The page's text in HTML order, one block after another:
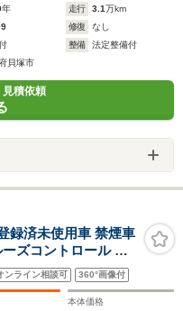
年 走行 3.1万km
修復
なし
整備
法定整備付
貝塚市
見積依頼
済未使用車 禁煙車
ズコントロール 電
LEDヘッドライト
シートヒーター 助
ンライン相談可 360°画像付
本体価格